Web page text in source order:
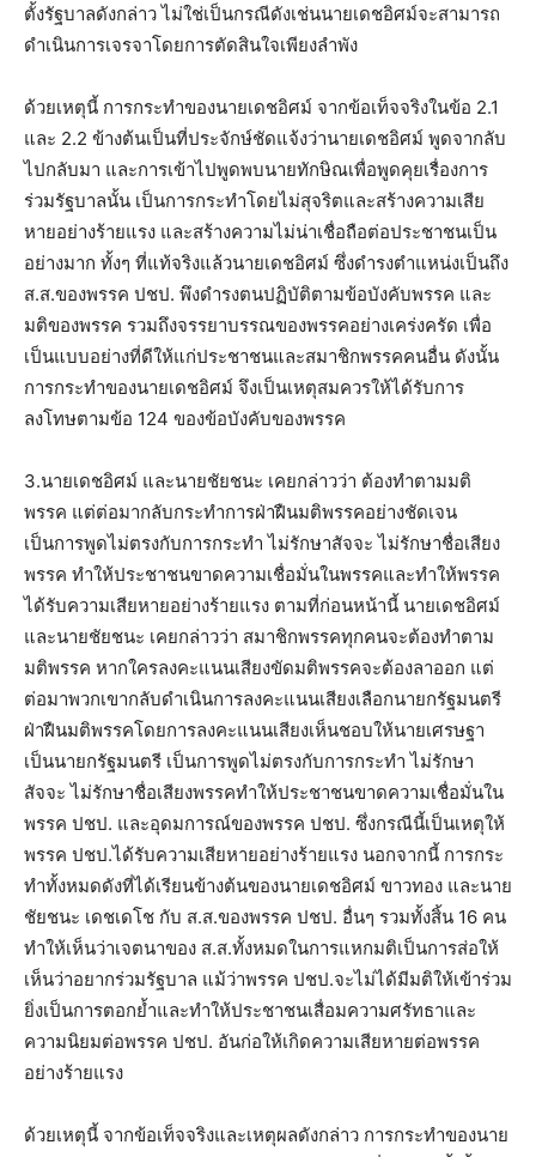
ตั้งรัฐบาลดังกล่าว ไม่ใช่เป็นกรณีดังเช่นนายเดชอิศม์จะสามารถ
ดำเนินการเจรจาโดยการตัดสินใจเพียงลำพัง
ด้วยเหตุนี้ การกระทำของนายเดชอิศม์ จากข้อเท็จจริงในข้อ 2.1
และ 2.2 ข้างต้นเป็นที่ประจักษ์ชัดแจ้งว่านายเดชอิศม์ พูดจากลับ
ไปกลับมา และการเข้าไปพูดพบนายทักษิณเพื่อพูดคุยเรื่องการ
ร่วมรัฐบาลนั้น เป็นการกระทำโดยไม่สุจริตและสร้างความเสีย
หายอย่างร้ายแรง และสร้างความไม่น่าเชื่อถือต่อประชาชนเป็น
อย่างมาก ทั้งๆ ที่แท้จริงแล้วนายเดชอิศม์ ซึ่งดำรงตำแหน่งเป็นถึง
ส.ส.ของพรรค ปชป. พึงดำรงตนปฏิบัติตามข้อบังคับพรรค และ
มติของพรรค รวมถึงจรรยาบรรณของพรรคอย่างเคร่งครัด เพื่อ
เป็นแบบอย่างที่ดีให้แก่ประชาชนและสมาชิกพรรคคนอื่น ดังนั้น
การกระทำของนายเดชอิศม์ จึงเป็นเหตุสมควรให้ได้รับการ
ลงโทษตามข้อ 124 ของข้อบังคับของพรรค
3.นายเดชอิศม์ และนายชัยชนะ เคยกล่าวว่า ต้องทำตามมติ
พรรค แต่ต่อมากลับกระทำการฝ่าฝืนมติพรรคอย่างชัดเจน
เป็นการพูดไม่ตรงกับการกระทำ ไม่รักษาสัจจะ ไม่รักษาชื่อเสียง
พรรค ทำให้ประชาชนขาดความเชื่อมั่นในพรรคและทำให้พรรค
ได้รับความเสียหายอย่างร้ายแรง ตามที่ก่อนหน้านี้ นายเดชอิศม์
และนายชัยชนะ เคยกล่าวว่า สมาชิกพรรคทุกคนจะต้องทำตาม
มติพรรค หากใครลงคะแนนเสียงขัดมติพรรคจะต้องลาออก แต่
ต่อมาพวกเขากลับดำเนินการลงคะแนนเสียงเลือกนายกรัฐมนตรี
ฝ่าฝืนมติพรรคโดยการลงคะแนนเสียงเห็นชอบให้นายเศรษฐา
เป็นนายกรัฐมนตรี เป็นการพูดไม่ตรงกับการกระทำ ไม่รักษา
สัจจะ ไม่รักษาชื่อเสียงพรรคทำให้ประชาชนขาดความเชื่อมั่นใน
พรรค ปชป. และอุดมการณ์ของพรรค ปชป. ซึ่งกรณีนี้เป็นเหตุให้
พรรค ปชป.ได้รับความเสียหายอย่างร้ายแรง นอกจากนี้ การกระ
ทำทั้งหมดดังที่ได้เรียนข้างต้นของนายเดชอิศม์ ขาวทอง และนาย
ชัยชนะ เดชเดโช กับ ส.ส.ของพรรค ปชป. อื่นๆ รวมทั้งสิ้น 16 คน
ทำให้เห็นว่าเจตนาของ ส.ส.ทั้งหมดในการแหกมติเป็นการส่อให้
เห็นว่าอยากร่วมรัฐบาล แม้ว่าพรรค ปชป.จะไม่ได้มีมติให้เข้าร่วม
ยิ่งเป็นการตอกย้ำและทำให้ประชาชนเสื่อมความศรัทธาและ
ความนิยมต่อพรรค ปชป. อันก่อให้เกิดความเสียหายต่อพรรค
อย่างร้ายแรง
ด้วยเหตุนี้ จากข้อเท็จจริงและเหตุผลดังกล่าว การกระทำของนาย